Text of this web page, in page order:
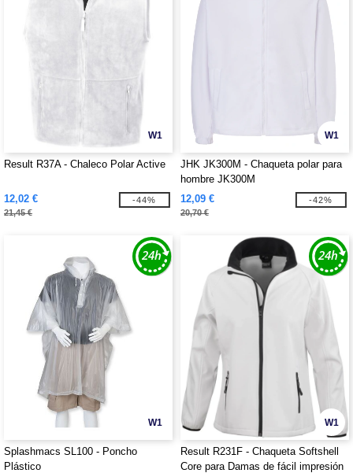
W1
Result R37A - Chaleco Polar Active
12,02 €
21,45 €
-44%
W1
JHK JK300M - Chaqueta polar para
hombre JK300M
12,09 €
20,70 €
-42%
W1
Splashmacs SL100 - Poncho
Plástico
W1
Result R231F - Chaqueta Softshell
Core para Damas de fácil impresión